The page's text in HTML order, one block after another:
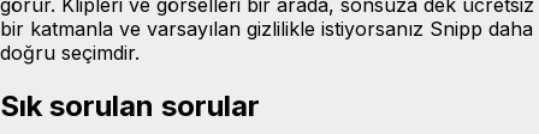
görür. Klipleri ve görselleri bir arada, sonsuza dek ücretsiz
bir katmanla ve varsayılan gizlilikle istiyorsanız Snipp daha
doğru seçimdir.
Sık sorulan sorular